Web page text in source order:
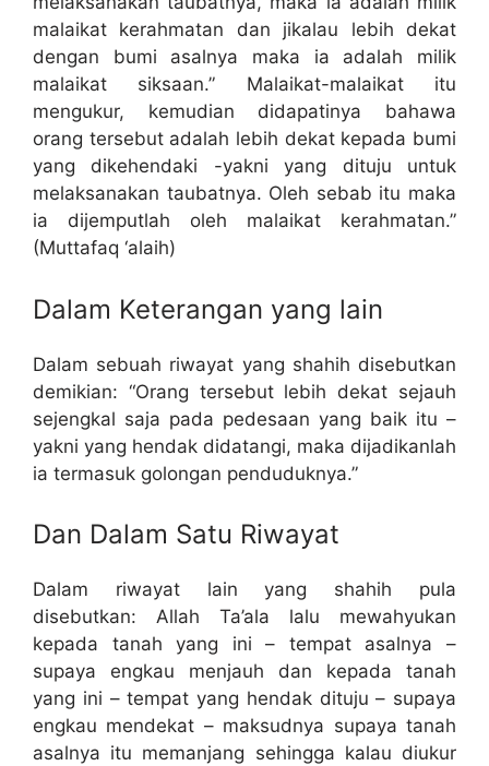
malaikat kerahmatan dan jikalau lebih dekat
dengan bumi asalnya maka ia adalah milik
malaikat siksaan.” Malaikat-malaikat itu
mengukur, kemudian didapatinya bahawa
orang tersebut adalah lebih dekat kepada bumi
yang dikehendaki -yakni yang dituju untuk
melaksanakan taubatnya. Oleh sebab itu maka
ia dijemputlah oleh malaikat kerahmatan.”
(Muttafaq ‘alaih)
Dalam Keterangan yang lain
Dalam sebuah riwayat yang shahih disebutkan
demikian: “Orang tersebut lebih dekat sejauh
sejengkal saja pada pedesaan yang baik itu –
yakni yang hendak didatangi, maka dijadikanlah
ia termasuk golongan penduduknya.”
Dan Dalam Satu Riwayat
Dalam riwayat lain yang shahih pula
disebutkan: Allah Ta’ala lalu mewahyukan
kepada tanah yang ini – tempat asalnya –
supaya engkau menjauh dan kepada tanah
yang ini – tempat yang hendak dituju – supaya
engkau mendekat – maksudnya supaya tanah
asalnya itu memanjang sehingga kalau diukur